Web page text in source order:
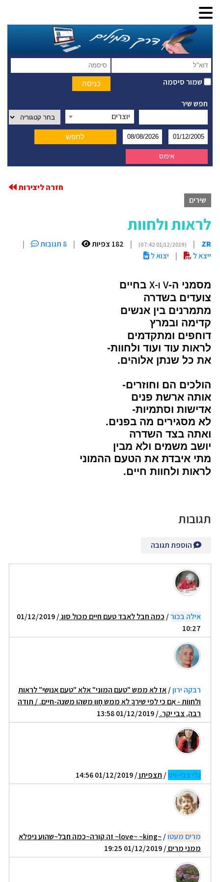
שמור סיסמה
חפש שיר
יוצרים
חזרה ליצירות
שירים
לראות ולחוות
ZR
|
(01/12/2019 07:42)
| 182 צפיות | 8 תגובות
|
ייצא ל
| יצוא ל
מסמני ה-V ו-X בחיים
צועדים בשדרה
מתמרנים בין אנשים
קדימה ובמרץ
דוחפים ומתקדמים
לראות עוד ועוד ולחוות-
את כל שנתן אלוהים.
הולכים הם וחוזרים-
אותה ארשת פנים
אדישות וסתמיות-
לא מסגירים מה בפנים.
ואתה בצד השדרה
יושב משמים ולא מבין
מתי איבדת את הטעם ההמוני
לראות ולחוות חיים.
תגובות
הוספת תגובה
אילה בכור/ כמה חבל לאבד טעם חיים מכול סוג / 01/12/2019
10:27
רבקה ירון/אז לא ממש "טעם המוני" אלא "טעם אנושי" לראות
ולחווֹת - אִם כי לפי שירךָ לא ממש חָווּ משהו משנה-חיים. / תודה
רבה, צבי יקר./ 01/12/2019 13:58
גלי צבי-ויס/ תצפיתן/ 01/12/2019 14:56
מרים מעטו/
~love~ ~king~ זה קורה~כמה חבל~שהוע ניפלא
ממני מרים/ 01/12/2019 19:25